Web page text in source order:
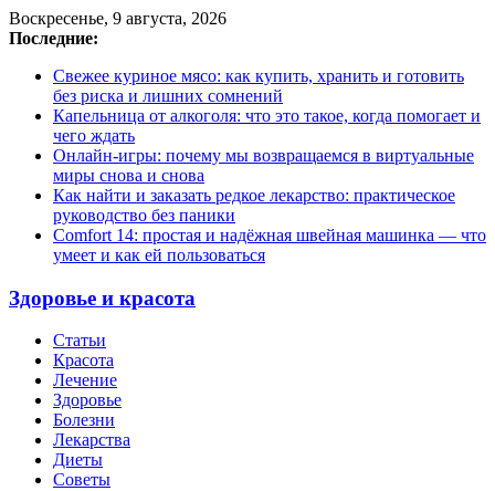
Воскресенье, 9 августа, 2026
Последние:
Свежее куриное мясо: как купить, хранить и готовить
без риска и лишних сомнений
Капельница от алкоголя: что это такое, когда помогает и
чего ждать
Онлайн-игры: почему мы возвращаемся в виртуальные
миры снова и снова
Как найти и заказать редкое лекарство: практическое
руководство без паники
Comfort 14: простая и надёжная швейная машинка — что
умеет и как ей пользоваться
Здоровье и красота
Статьи
Красота
Лечение
Здоровье
Болезни
Лекарства
Диеты
Советы